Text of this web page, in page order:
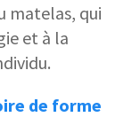
matelas, qui
et à la
de forme